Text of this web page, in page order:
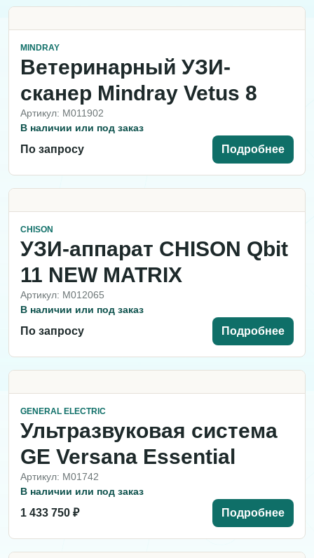
MINDRAY
Ветеринарный УЗИ-
сканер Mindray Vetus 8
Артикул: M011902
В наличии или под заказ
По запросу Подробнее
CHISON
УЗИ-аппарат CHISON Qbit
11 NEW MATRIX
Артикул: M012065
В наличии или под заказ
По запросу Подробнее
GENERAL ELECTRIC
Ультразвуковая система
GE Versana Essential
Артикул: M01742
В наличии или под заказ
1 433 750 ₽ Подробнее